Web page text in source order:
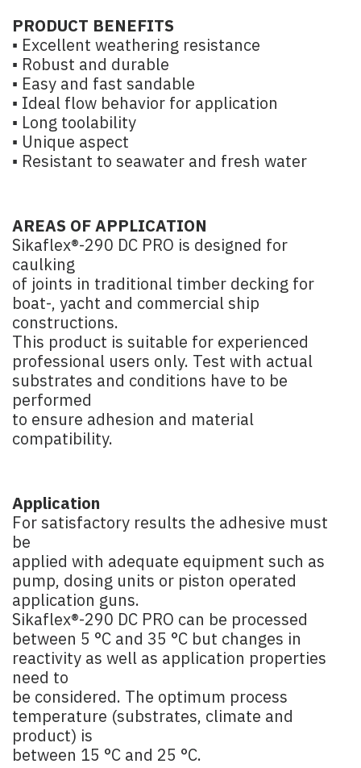
PRODUCT BENEFITS
▪ Excellent weathering resistance
▪ Robust and durable
▪ Easy and fast sandable
▪ Ideal flow behavior for application
▪ Long toolability
▪ Unique aspect
▪ Resistant to seawater and fresh water
AREAS OF APPLICATION
Sikaflex®-290 DC PRO is designed for
caulking
of joints in traditional timber decking for
boat-, yacht and commercial ship
constructions.
This product is suitable for experienced
professional users only. Test with actual
substrates and conditions have to be
performed
to ensure adhesion and material
compatibility.
Application
For satisfactory results the adhesive must
be
applied with adequate equipment such as
pump, dosing units or piston operated
application guns.
Sikaflex®-290 DC PRO can be processed
between 5 °C and 35 °C but changes in
reactivity as well as application properties
need to
be considered. The optimum process
temperature (substrates, climate and
product) is
between 15 °C and 25 °C.